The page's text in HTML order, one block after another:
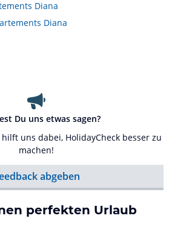
Diana
Diana
Du uns etwas sagen?
uns dabei, HolidayCheck besser zu
machen!
abgeben
perfekten Urlaub